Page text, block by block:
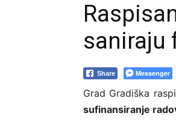
saniraju
Share Messenger
Grad Gradiška
sufinansiranje